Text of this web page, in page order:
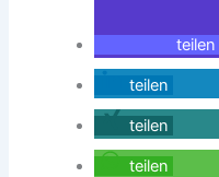
teilen
teilen
teilen
teilen